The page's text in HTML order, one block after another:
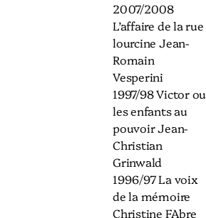
2007/2008
L’affaire de la rue
lourcine Jean-
Romain
Vesperini
1997/98 Victor ou
les enfants au
pouvoir Jean-
Christian
Grinwald
1996/97 La voix
de la mémoire
Christine FAbre